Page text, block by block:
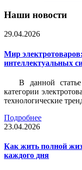
Наши новости
29.04.2026
Мир
интеллектуальных
В данной
категории
технологические
Подробнее
23.04.2026
Как жить полной
каждого дня